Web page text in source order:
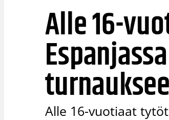
Alle 16-
Alle 16-vuotiaat